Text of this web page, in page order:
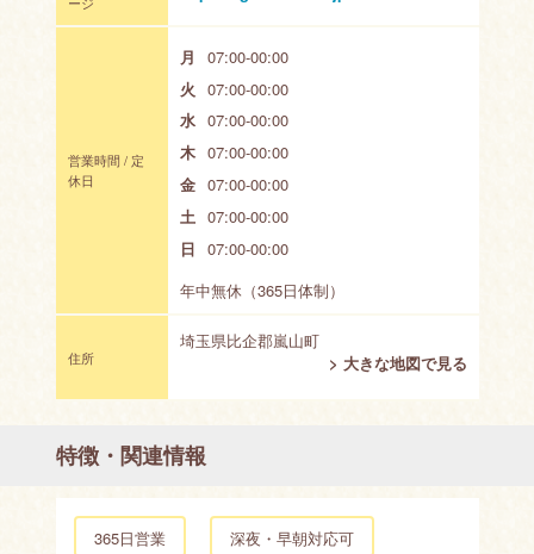
営業時間 / 定
休日
月
07:00-00:00
火 07:00-00:00
水 07:00-00:00
木 07:00-00:00
金 07:00-00:00
土 07:00-00:00
日 07:00-00:00
年中無休（365日体制）
住所
埼玉県比企郡嵐山町
> 大きな地図で見る
特徴・関連情報
365日営業 深夜・早朝対応可